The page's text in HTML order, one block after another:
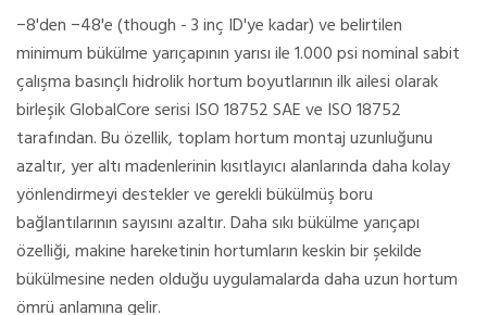
−8'den −48'e (though - 3 inç ID'ye kadar) ve belirtilen
minimum bükülme yarıçapının yarısı ile 1.000 psi nominal sabit
çalışma basınçlı hidrolik hortum boyutlarının ilk ailesi olarak
birleşik GlobalCore serisi ISO 18752 SAE ve ISO 18752
tarafından. Bu özellik, toplam hortum montaj uzunluğunu
azaltır, yer altı madenlerinin kısıtlayıcı alanlarında daha kolay
yönlendirmeyi destekler ve gerekli bükülmüş boru
bağlantılarının sayısını azaltır. Daha sıkı bükülme yarıçapı
özelliği, makine hareketinin hortumların keskin bir şekilde
bükülmesine neden olduğu uygulamalarda daha uzun hortum
ömrü anlamına gelir.